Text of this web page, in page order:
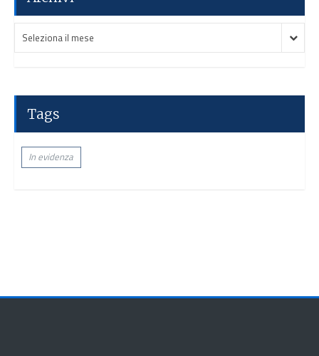
Archivi
Seleziona il mese
Archivi
Tags
In evidenza